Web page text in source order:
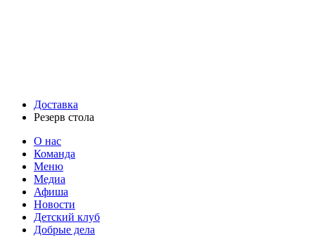
Доставка
Резерв стола
О нас
Команда
Меню
Медиа
Афиша
Новости
Детский клуб
Добрые дела